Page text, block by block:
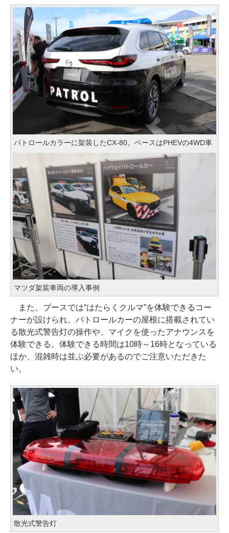
パトロールカラーに架装したCX-80。ベースはPHEVの4WD車
マツダ架装車両の導入事例
また、ブースでは“はたらくクルマ”を体験できるコー
ナーが設けられ、パトロールカーの屋根に搭載されてい
る散光式警告灯の操作や、マイクを使ったアナウンスを
体験できる。体験できる時間は10時～16時となっている
ほか、混雑時は並ぶ必要があるのでご注意いただきた
い。
散光式警告灯